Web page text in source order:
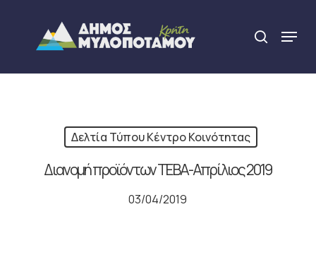
content
search
Menu
Δελτία Τύπου Κέντρο Κοινότητας
Διανομή προϊόντων ΤΕΒΑ-Απρίλιος 2019
03/04/2019
Close